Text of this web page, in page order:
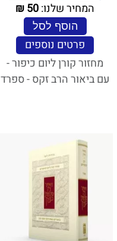
המחיר שלנו:50
₪
הוסף לסל
פרטים נוספים
מחזור קורן ליום כיפור -
עם ביאור הרב זקס - ספרד